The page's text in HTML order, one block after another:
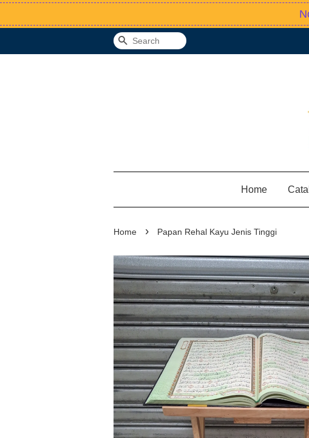
Search
Home
Home › Papan Rehal Kayu Jenis Tinggi